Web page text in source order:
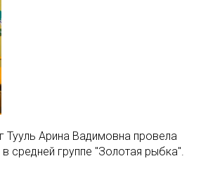
Тууль Арина Вадимовна провела
средней группе "Золотая рыбка".